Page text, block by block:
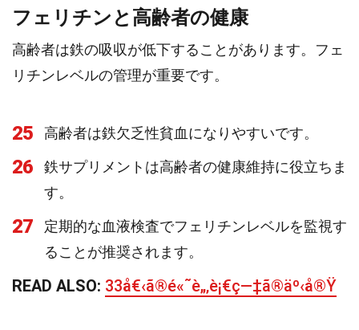
フェリチンと高齢者の健康
高齢者は鉄の吸収が低下することがあります。フェ
リチンレベルの管理が重要です。
25 高齢者は鉄欠乏性貧血になりやすいです。
26
鉄サプリメントは高齢者の健康維持に役立ちま
す。
27
定期的な血液検査でフェリチンレベルを監視す
ることが推奨されます。
READ ALSO: 33å€‹ã®é«˜è„‚è¡€ç—‡ã®äº‹å®Ÿ